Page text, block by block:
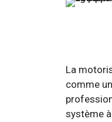
La
comme
système